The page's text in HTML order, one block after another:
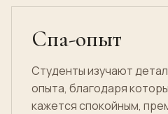
Спа-опыт
Студенты изучают
опыта, благодаря
кажется спокойным,